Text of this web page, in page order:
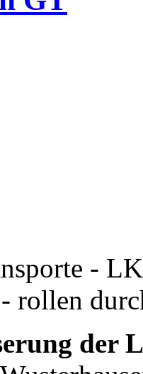
-
rollen
der